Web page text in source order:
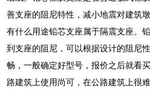
善支座的阻尼特性，减小地震对建筑
有什么用途铅芯支座属于隔震支座。
到支座的阻尼，可以根据设计的阻尼
畅，一般确定好型号，报价之后就看
路建筑上使用尚可，在公路建筑上很